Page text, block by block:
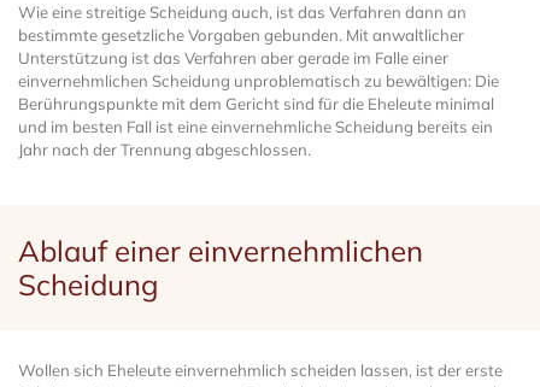
Wie eine streitige Scheidung auch, ist das Verfahren dann an
bestimmte gesetzliche Vorgaben gebunden. Mit anwaltlicher
Unterstützung ist das Verfahren aber gerade im Falle einer
einvernehmlichen Scheidung unproblematisch zu bewältigen: Die
Berührungspunkte mit dem Gericht sind für die Eheleute minimal
und im besten Fall ist eine einvernehmliche Scheidung bereits ein
Jahr nach der Trennung abgeschlossen.
Ablauf einer einvernehmlichen
Scheidung
Wollen sich Eheleute einvernehmlich scheiden lassen, ist der erste